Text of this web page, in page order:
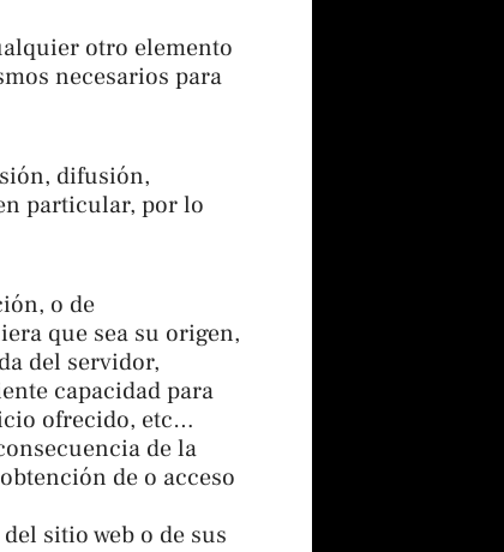
otro elemento
necesarios para
difusión,
particular, por lo
o de
que sea su origen,
del servidor,
capacidad para
ofrecido, etc…
de la
de o acceso
sitio web o de sus